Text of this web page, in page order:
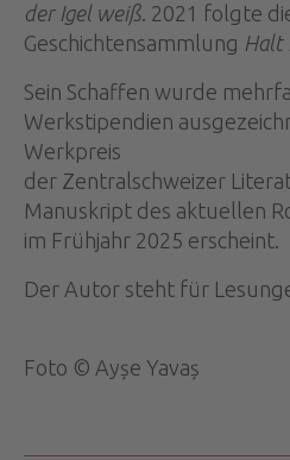
der Igel weiß. 2021 folgte
Geschichtensammlung Halt
Sein Schaffen wurde
Werkstipendien
Werkpreis
der Zentralschweizer
Manuskript des aktuellen
im Frühjahr 2025 erscheint.
Der Autor steht für
Foto © Ayșe Yavaș